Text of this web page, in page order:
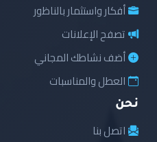
أفكار واستثمار بالناظور
تصفح الإعلانات
أضف نشاطك المجاني
العطل والمناسبات
نحن
اتصل بنا